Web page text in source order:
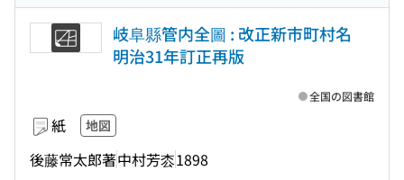
岐阜縣管内全圖 : 改正新市町村名
明治31年訂正再版
紙 地図
後藤常太郎著中村芳枩1898
全国の図書館